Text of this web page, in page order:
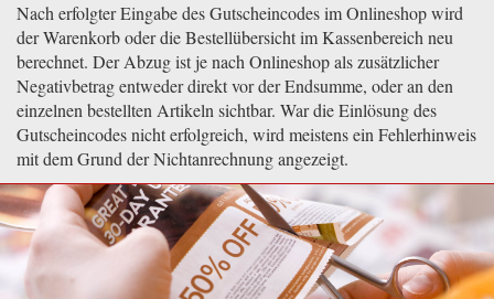
Nach erfolgter Eingabe des Gutscheincodes im Onlineshop wird
der Warenkorb oder die Bestellübersicht im Kassenbereich neu
berechnet. Der Abzug ist je nach Onlineshop als zusätzlicher
Negativbetrag entweder direkt vor der Endsumme, oder an den
einzelnen bestellten Artikeln sichtbar. War die Einlösung des
Gutscheincodes nicht erfolgreich, wird meistens ein Fehlerhinweis
mit dem Grund der Nichtanrechnung angezeigt.